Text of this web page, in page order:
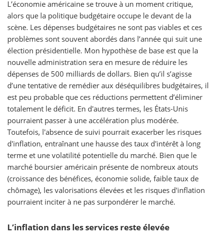
L’économie américaine se trouve à un moment critique,
alors que la politique budgétaire occupe le devant de la
scène. Les dépenses budgétaires ne sont pas viables et ces
problèmes sont souvent abordés dans l’année qui suit une
élection présidentielle. Mon hypothèse de base est que la
nouvelle administration sera en mesure de réduire les
dépenses de 500 milliards de dollars. Bien qu’il s’agisse
d’une tentative de remédier aux déséquilibres budgétaires, il
est peu probable que ces réductions permettent d’éliminer
totalement le déficit. En d'autres termes, les États-Unis
pourraient passer à une accélération plus modérée.
Toutefois, l'absence de suivi pourrait exacerber les risques
d'inflation, entraînant une hausse des taux d'intérêt à long
terme et une volatilité potentielle du marché. Bien que le
marché boursier américain présente de nombreux atouts
(croissance des bénéfices, économie solide, faible taux de
chômage), les valorisations élevées et les risques d'inflation
pourraient inciter à ne pas surpondérer le marché.
L’inflation dans les services reste élevée